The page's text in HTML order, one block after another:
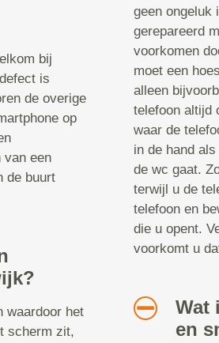
bij
is
de overige
op
van een
de buurt
waardoor het
scherm zit,
geen ongeluk
gerepareerd
voorkomen
moet een
alleen
telefoon altijd
waar de
in de hand
de wc gaat.
terwijl u de
telefoon en
die u opent.
voorkomt u
Wat
en